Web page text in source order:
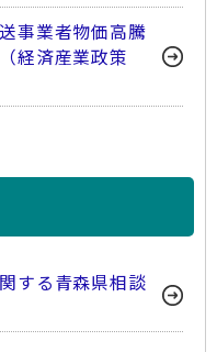
事業者物価高騰
経済産業政策
する青森県相談